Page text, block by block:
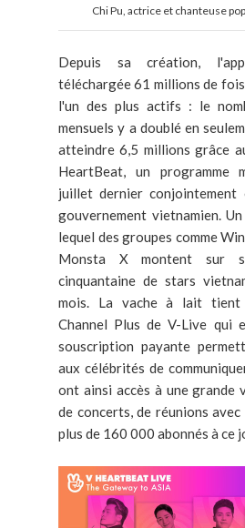
Chi Pu, actrice et chanteuse
Depuis sa création,
téléchargée 61 millions de
l'un des plus actifs : le
mensuels y a doublé en
atteindre 6,5 millions grâce
HeartBeat, un programme
juillet dernier
gouvernement vietnamien.
lequel des groupes comme
Monsta X montent sur
cinquantaine de stars
mois. La vache à lait tient
Channel Plus de V-Live qui
souscription payante
aux célébrités de
ont ainsi accès à une grande
de concerts, de réunions
plus de 160 000 abonnés à ce